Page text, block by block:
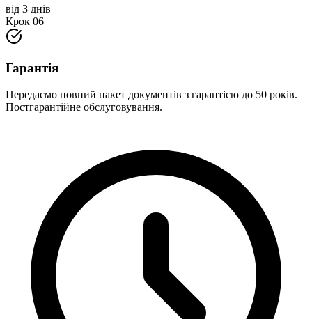
від 3 днів
Крок 06
Гарантія
Передаємо повний пакет документів з гарантією до 50 років.
Постгарантійне обслуговування.